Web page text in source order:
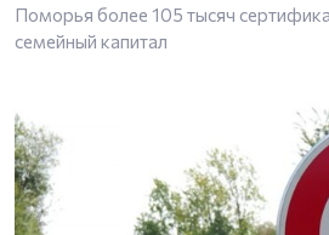
Поморья более 105 тысяч
семейный капитал